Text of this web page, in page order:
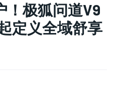
！极狐问道V9
定义全域舒享